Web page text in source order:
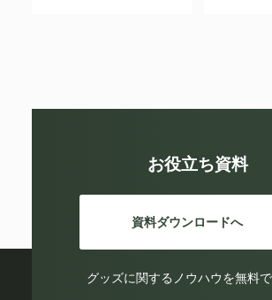
お役立ち資料
資料ダウンロードへ
グッズに関するノウハウを無料